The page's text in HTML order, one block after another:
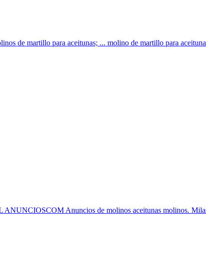
de martillo para aceitunas; ... molino de martillo para
Anuncios de molinos aceitunas molinos.